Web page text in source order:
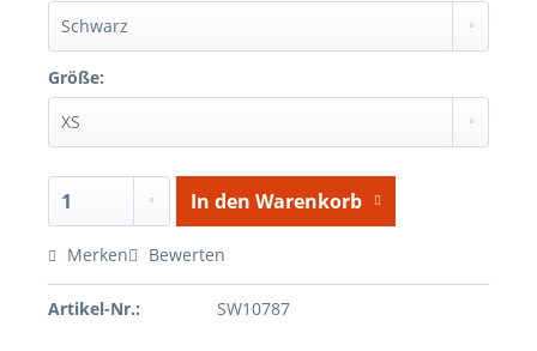
Größe:
In den Warenkorb
Merken Bewerten
Artikel-Nr.: SW10787